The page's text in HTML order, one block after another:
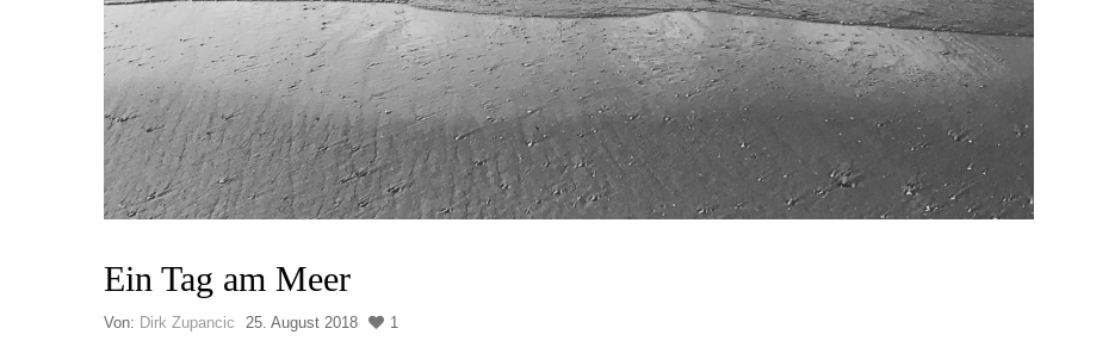
Ein Tag am Meer
Von: Dirk Zupancic 25. August 2018 1